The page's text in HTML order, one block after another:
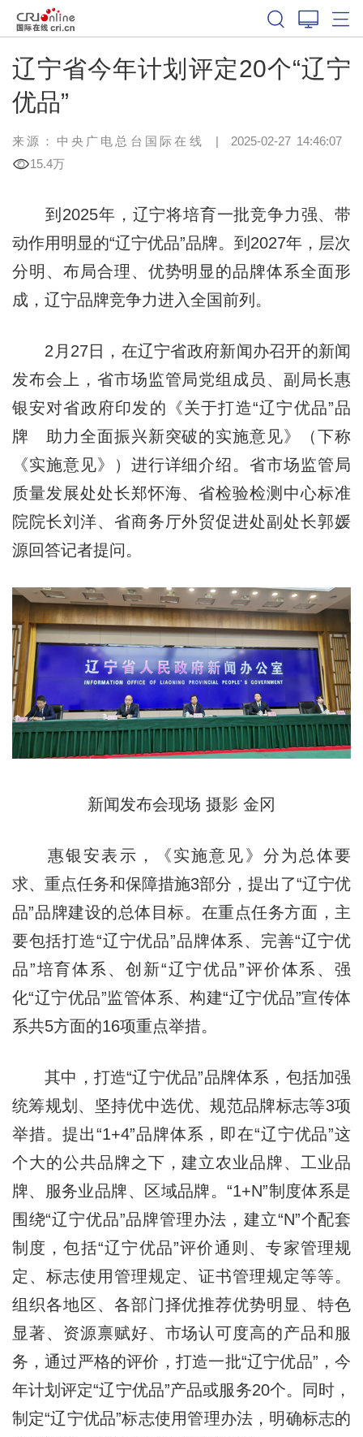
辽宁省今年计划评定20个“辽宁
优品”
来源：中央广电总台国际在线 | 2025-02-27 14:46:07
15.4万
到2025年，辽宁将培育一批竞争力强、带
动作用明显的“辽宁优品”品牌。到2027年，层次
分明、布局合理、优势明显的品牌体系全面形
成，辽宁品牌竞争力进入全国前列。
2月27日，在辽宁省政府新闻办召开的新闻
发布会上，省市场监管局党组成员、副局长惠
银安对省政府印发的《关于打造“辽宁优品”品
牌 助力全面振兴新突破的实施意见》（下称
《实施意见》）进行详细介绍。省市场监管局
质量发展处处长郑怀海、省检验检测中心标准
院院长刘洋、省商务厅外贸促进处副处长郭媛
源回答记者提问。
新闻发布会现场 摄影 金冈
惠银安表示，《实施意见》分为总体要
求、重点任务和保障措施3部分，提出了“辽宁优
品”品牌建设的总体目标。在重点任务方面，主
要包括打造“辽宁优品”品牌体系、完善“辽宁优
品”培育体系、创新“辽宁优品”评价体系、强
化“辽宁优品”监管体系、构建“辽宁优品”宣传体
系共5方面的16项重点举措。
其中，打造“辽宁优品”品牌体系，包括加强
统筹规划、坚持优中选优、规范品牌标志等3项
举措。提出“1+4”品牌体系，即在“辽宁优品”这
个大的公共品牌之下，建立农业品牌、工业品
牌、服务业品牌、区域品牌。“1+N”制度体系是
围绕“辽宁优品”品牌管理办法，建立“N”个配套
制度，包括“辽宁优品”评价通则、专家管理规
定、标志使用管理规定、证书管理规定等等。
组织各地区、各部门择优推荐优势明显、特色
显著、资源禀赋好、市场认可度高的产品和服
务，通过严格的评价，打造一批“辽宁优品”，今
年计划评定“辽宁优品”产品或服务20个。
同时，
制定“辽宁优品”标志使用管理办法，明确标志的